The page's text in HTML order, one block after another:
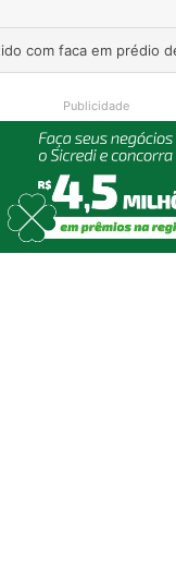
com faca em prédio
Publicidade